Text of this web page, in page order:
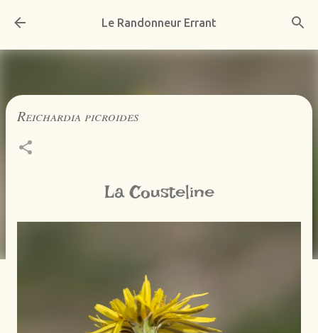
Accéder au contenu principal
Le Randonneur Errant
Reichardia picroides
La Cousteline